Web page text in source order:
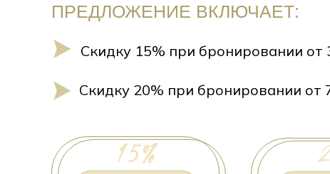
ПРЕДЛОЖЕНИЕ ВКЛЮЧАЕТ:
Скидку 15% при бронировании от
Скидку 20% при бронировании от